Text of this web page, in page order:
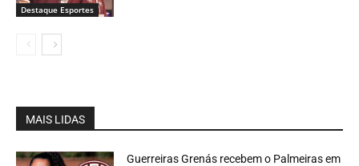
Destaque Esportes
MAIS LIDAS
Guerreiras Grenás recebem o Palmeiras em